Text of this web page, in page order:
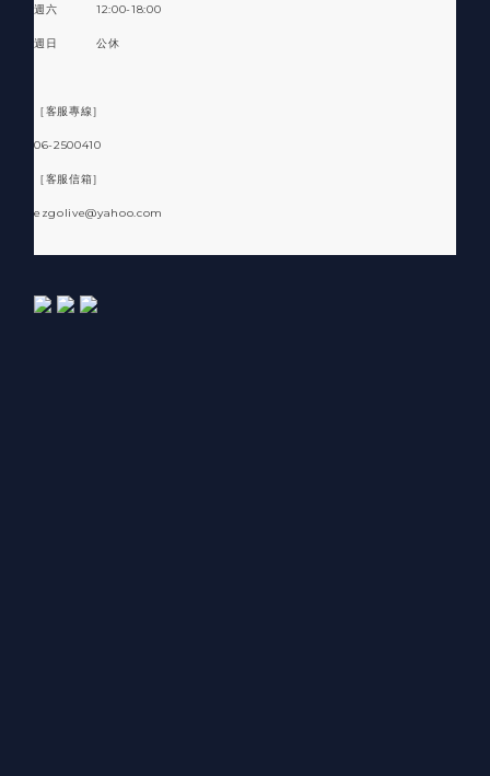
週六 12:00-18:00
週日 公休
［客服專線］
06-2500410
［客服信箱］
ezgolive@yahoo.com